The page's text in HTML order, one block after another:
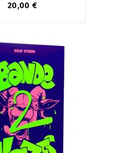
20,00 €